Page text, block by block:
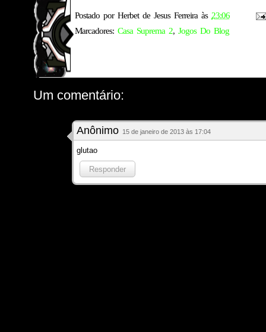
Postado por Herbet de Jesus Ferreira às 23:06
Marcadores: Casa Suprema 2, Jogos Do Blog
Um comentário:
Anônimo 15 de janeiro de 2013 às 17:04
glutao
Responder